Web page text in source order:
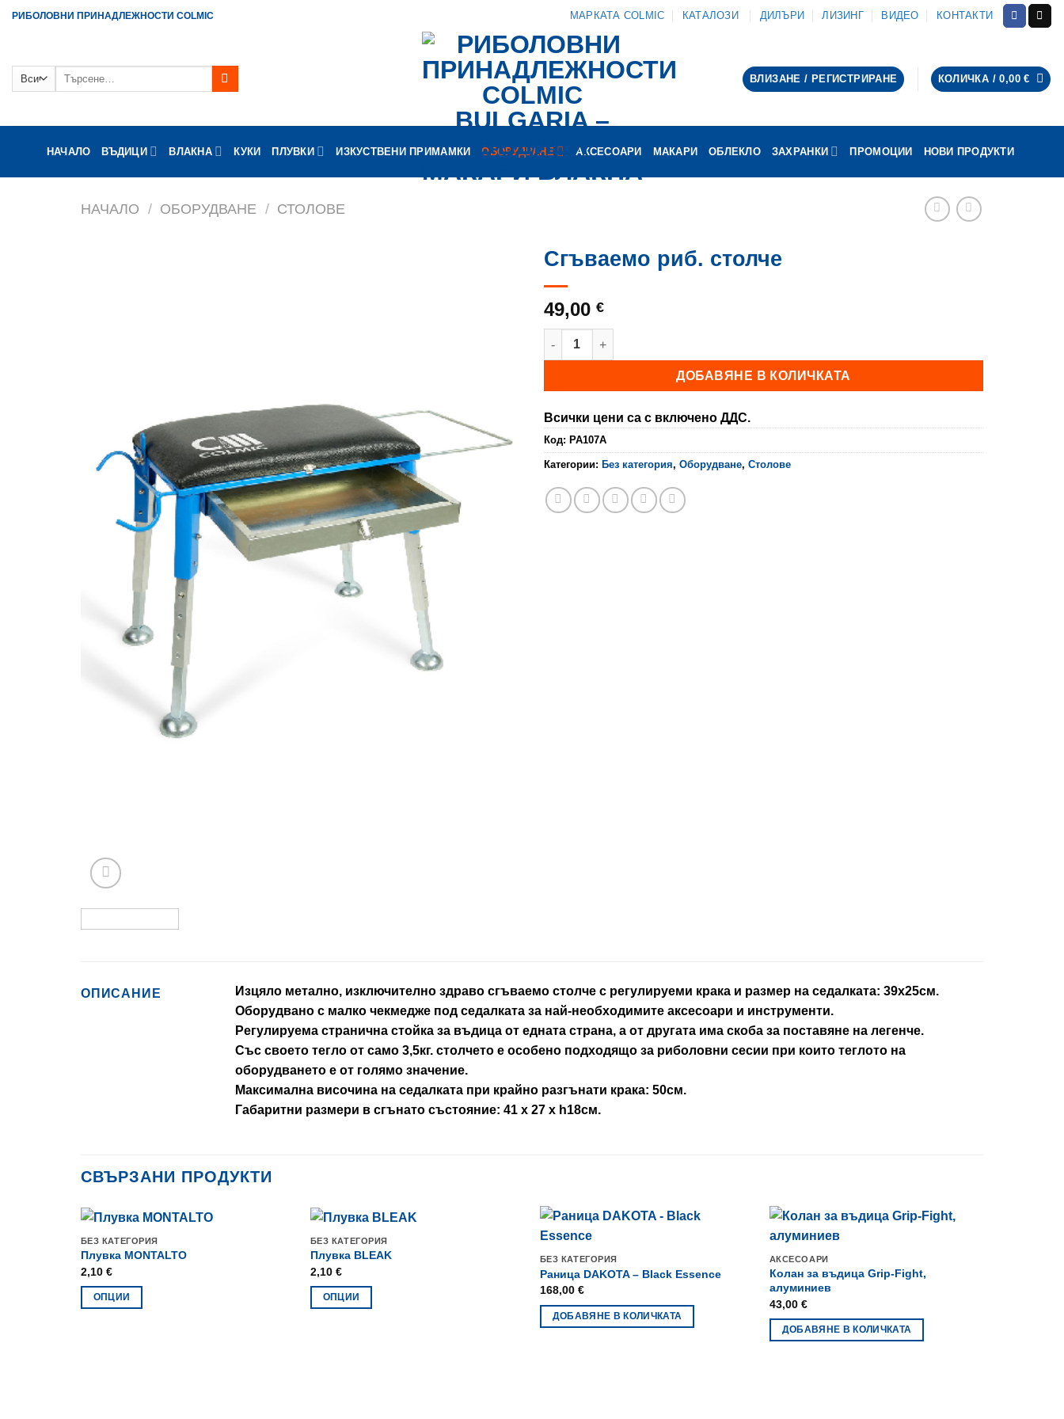
SkipРИБОЛОВНИ ПРИНАДЛЕЖНОСТИ COLMIC МАРКАТА COLMIC КАТАЛОЗИ ДИЛЪРИ ЛИЗИНГ ВИДЕО КОНТАКТИ
Търсене
ВЛИЗАНЕ / РЕГИСТРИРАНЕ КОЛИЧКА /0,00€
НАЧАЛО ВЪДИЦИ ВЛАКНА КУКИ ПЛУВКИ ИЗКУСТВЕНИ ПРИМАМКИ ОБОРУДВАНЕ АКСЕСОАРИ МАКАРИ ОБЛЕКЛО ЗАХРАНКИ ПРОМОЦИИ НОВИ ПРОДУКТИ
НАЧАЛО / ОБОРУДВАНЕ / СТОЛОВЕ
Сгъваемо риб. столче
49,00 €
количество за Сгъваемо риб. столче
ДОБАВЯНЕ В КОЛИЧКАТА
Всички цени са с включено ДДС.
Код: PA107A
Категории: Без категория, Оборудване, Столове
ОПИСАНИЕ
Изцяло метално, изключително здраво сгъваемо столче с регулируеми крака и размер на седалката: 39х25см.
Оборудвано с малко чекмедже под седалката за най-необходимите аксесоари и инструменти.
Регулируема странична стойка за въдица от едната страна, а от другата има скоба за поставяне на легенче.
Със своето тегло от само 3,5кг. столчето е особено подходящо за риболовни сесии при които теглото на
оборудването е от голямо значение.
Максимална височина на седалката при крайно разгънати крака: 50см.
Габаритни размери в сгънато състояние: 41 х 27 х h18см.
СВЪРЗАНИ ПРОДУКТИ
БЕЗ КАТЕГОРИЯ
Плувка MONTALTO
2,10 €
ОПЦИИ
БЕЗ КАТЕГОРИЯ
Плувка BLEAK
2,10 €
ОПЦИИ
БЕЗ КАТЕГОРИЯ
Раница DAKOTA – Black Essence
168,00 €
ДОБАВЯНЕ В КОЛИЧКАТА
АКСЕСОАРИ
Колан за въдица Grip-Fight,
алуминиев
43,00 €
ДОБАВЯНЕ В КОЛИЧКАТА